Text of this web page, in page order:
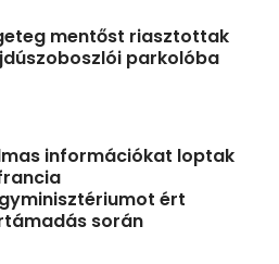
mentőst riasztottak
parkolóba
információkat loptak
ért
során